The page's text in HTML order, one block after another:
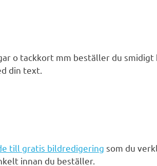
o tackkort mm beställer du smidigt
din text.
till gratis bildredigering som du
innan du beställer.